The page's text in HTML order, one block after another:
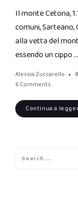
Il monte Cetona,
comuni, Sarteano,
alla vetta del
essendo un cippo …
Alessia Zuccarello
6 Comments
Continua a
for: